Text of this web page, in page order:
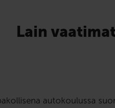
Lain
autokoulussa